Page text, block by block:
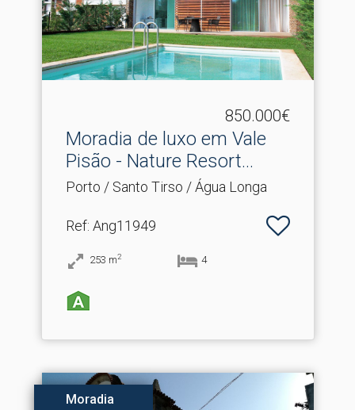
850.000€
Moradia de luxo em Vale
Pisão - Nature Resort.​..
Porto / Santo Tirso / Água Longa
Ref: Ang11949
253 m2 4
Moradia